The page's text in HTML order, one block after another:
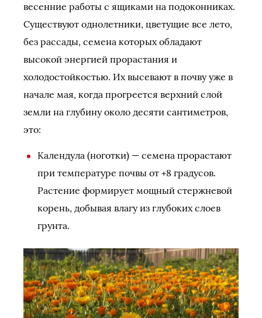
весенние работы с ящиками на подоконниках.
Существуют однолетники, цветущие все лето,
без рассады, семена которых обладают
высокой энергией прорастания и
холодостойкостью. Их высевают в почву уже в
начале мая, когда прогреется верхний слой
земли на глубину около десяти сантиметров,
это:
Календула (ноготки) — семена прорастают
при температуре почвы от +8 градусов.
Растение формирует мощный стержневой
корень, добывая влагу из глубоких слоев
грунта.